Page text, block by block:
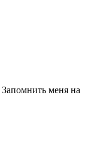
Запомнить меня на